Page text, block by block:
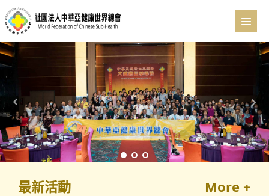
最新活動 More +